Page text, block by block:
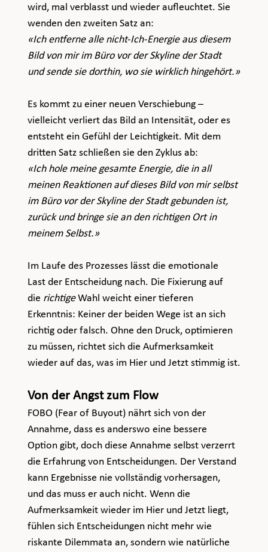
wird, mal verblasst und wieder aufleuchtet. Sie
wenden den zweiten Satz an:
«Ich entferne alle nicht-Ich-Energie aus diesem
Bild von mir im Büro vor der Skyline der Stadt
und sende sie dorthin, wo sie wirklich hingehört.»
Es kommt zu einer neuen Verschiebung –
vielleicht verliert das Bild an Intensität, oder es
entsteht ein Gefühl der Leichtigkeit. Mit dem
dritten Satz schließen sie den Zyklus ab:
«Ich hole meine gesamte Energie, die in all
meinen Reaktionen auf dieses Bild von mir selbst
im Büro vor der Skyline der Stadt gebunden ist,
zurück und bringe sie an den richtigen Ort in
meinem Selbst.»
Im Laufe des Prozesses lässt die emotionale
Last der Entscheidung nach. Die Fixierung auf
die richtige Wahl weicht einer tieferen
Erkenntnis: Keiner der beiden Wege ist an sich
richtig oder falsch. Ohne den Druck, optimieren
zu müssen, richtet sich die Aufmerksamkeit
wieder auf das, was im Hier und Jetzt stimmig ist.
Von der Angst zum Flow
FOBO (Fear of Buyout) nährt sich von der
Annahme, dass es anderswo eine bessere
Option gibt, doch diese Annahme selbst verzerrt
die Erfahrung von Entscheidungen. Der Verstand
kann Ergebnisse nie vollständig vorhersagen,
und das muss er auch nicht. Wenn die
Aufmerksamkeit wieder im Hier und Jetzt liegt,
fühlen sich Entscheidungen nicht mehr wie
riskante Dilemmata an, sondern wie natürliche